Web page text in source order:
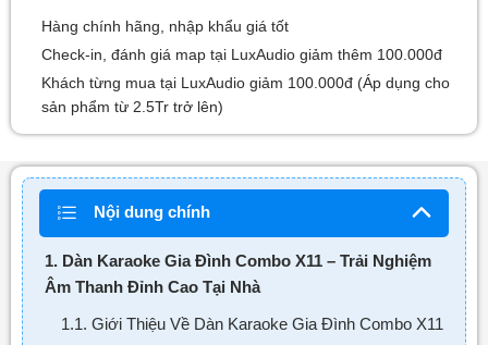
Hàng chính hãng, nhập khẩu giá tốt
Check-in, đánh giá map tại LuxAudio giảm thêm 100.000đ
Khách từng mua tại LuxAudio giảm 100.000đ (Áp dụng cho
sản phẩm từ 2.5Tr trở lên)
Nội dung chính
1. Dàn Karaoke Gia Đình Combo X11 – Trải Nghiệm
Âm Thanh Đỉnh Cao Tại Nhà
1.1. Giới Thiệu Về Dàn Karaoke Gia Đình Combo X11